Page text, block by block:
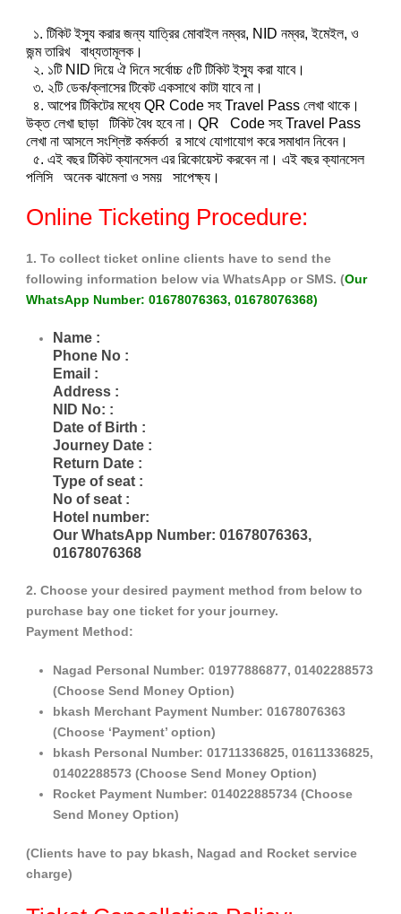
১. টিকিট ইস্যু করার জন্য যাত্রির মোবাইল নম্বর, NID নম্বর, ইমেইল, ও
জন্ম তারিখ বাধ্যতামূলক।
২. ১টি NID দিয়ে ঐ দিনে সর্বোচ্চ ৫টি টিকিট ইস্যু করা যাবে।
৩. ২টি ডেক/ক্লাসের টিকেট একসাথে কাটা যাবে না।
৪. আপের টিকিটের মধ্যে QR Code সহ Travel Pass লেখা থাকে।
উক্ত লেখা ছাড়া টিকিট বৈধ হবে না। QR Code সহ Travel Pass
লেখা না আসলে সংশ্লিষ্ট কর্মকর্তা র সাথে যোগাযোগ করে সমাধান নিবেন।
৫. এই বছর টিকিট ক্যানসেল এর রিকোয়েস্ট করবেন না। এই বছর ক্যানসেল
পলিসি অনেক ঝামেলা ও সময় সাপেক্ষ্য।
Online Ticketing Procedure:
1. To collect ticket online clients have to send the
following information below via WhatsApp or SMS. (Our
WhatsApp Number: 01678076363, 01678076368)
Name :
Phone No :
Email :
Address :
NID No: :
Date of Birth :
Journey Date :
Return Date :
Type of seat :
No of seat :
Hotel number:
Our WhatsApp Number: 01678076363,
01678076368
2. Choose your desired payment method from below to
purchase bay one ticket for your journey.
Payment Method:
Nagad Personal Number: 01977886877, 01402288573
(Choose Send Money Option)
bkash Merchant Payment Number: 01678076363
(Choose ‘Payment’ option)
bkash Personal Number: 01711336825, 01611336825,
01402288573 (Choose Send Money Option)
Rocket Payment Number: 014022885734 (Choose
Send Money Option)
(Clients have to pay bkash, Nagad and Rocket service
charge)